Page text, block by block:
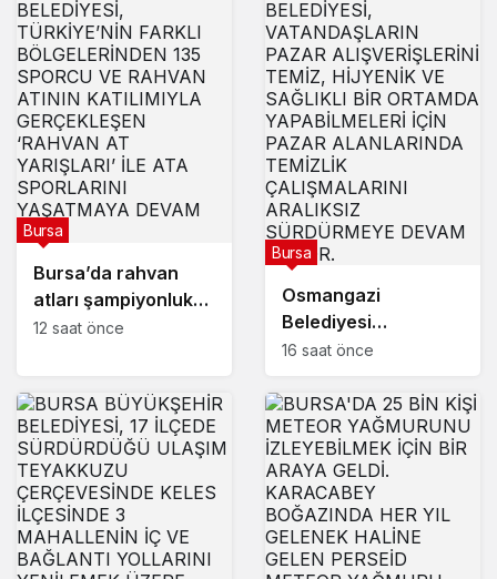
Bursa’da rahvan
atları şampiyonluk
için koştu
Bursa
12 saat önce
Osmangazi
Belediyesi
pazarlardan aylık
topluyor
Bursa
16 saat önce